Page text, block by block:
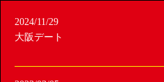
2024/11/29
大阪デート